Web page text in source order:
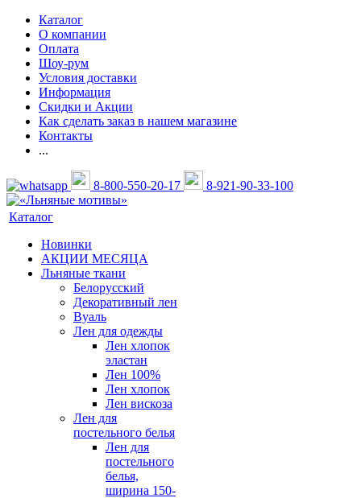
Каталог
О компании
Оплата
Шоу-рум
Условия доставки
Информация
Скидки и Акции
Как сделать заказ в нашем магазине
Контакты
...
8-800-550-20-17 8-921-90-33-100
Каталог
Новинки
АКЦИИ МЕСЯЦА
Льняные ткани
Белорусский
Декоративный лен
Вуаль
Лен для одежды
Лен хлопок
эластан
Лен 100%
Лен хлопок
Лен вискоза
Лен для
постельного белья
Лен для
постельного
белья,
ширина 150-